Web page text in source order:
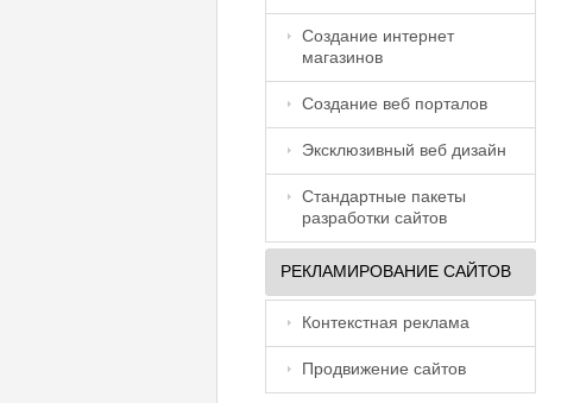
Создание интернет
магазинов
Создание веб порталов
Эксклюзивный веб дизайн
Стандартные пакеты
разработки сайтов
РЕКЛАМИРОВАНИЕ САЙТОВ
Контекстная реклама
Продвижение сайтов